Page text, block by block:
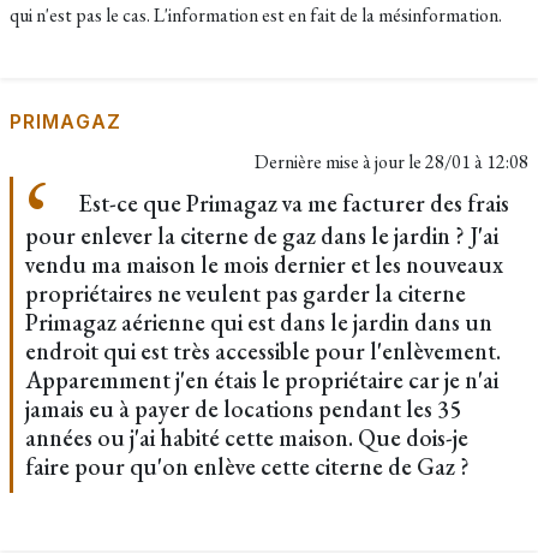
qui n'est pas le cas. L'information est en fait de la mésinformation. ​
PRIMAGAZ
Dernière mise à jour le28/01 à 12:08
Est-ce que Primagaz va me facturer des frais
pour enlever la citerne de gaz dans le jardin ? J'ai
vendu ma maison le mois dernier et les nouveaux
propriétaires ne veulent pas garder la citerne
Primagaz aérienne qui est dans le jardin dans un
endroit qui est très accessible pour l'enlèvement.
Apparemment j'en étais le propriétaire car je n'ai
jamais eu à payer de locations pendant les 35
années ou j'ai habité cette maison. Que dois-je
faire pour qu'on enlève cette citerne de Gaz ?